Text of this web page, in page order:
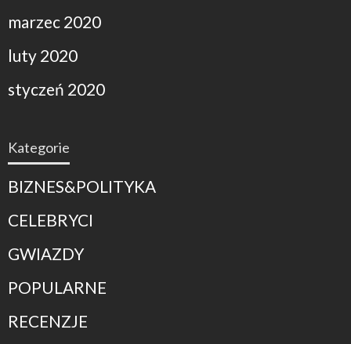
marzec 2020
luty 2020
styczeń 2020
Kategorie
BIZNES&POLITYKA
CELEBRYCI
GWIAZDY
POPULARNE
RECENZJE